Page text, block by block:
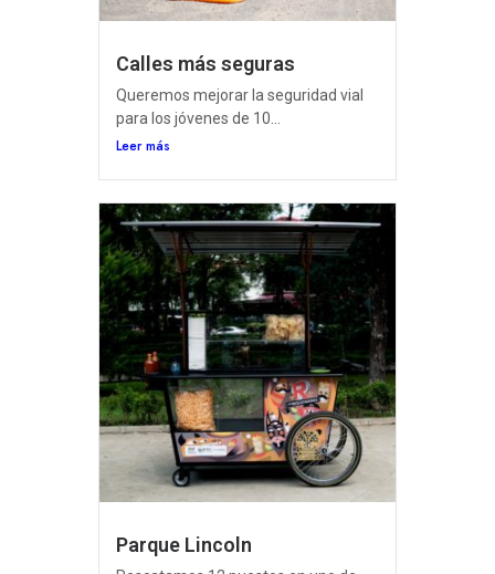
Calles más seguras
Queremos mejorar la seguridad vial
para los jóvenes de 10...
Leer más
Parque Lincoln